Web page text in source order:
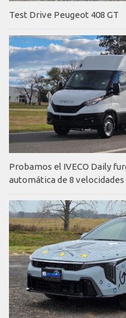
Test Drive Peugeot 408 GT
Probamos el IVECO Daily
automática de 8 velocidades